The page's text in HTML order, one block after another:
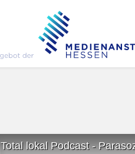
Total lokal Podcast -